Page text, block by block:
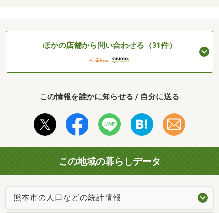
ほかの店舗から問い合わせる（31件）
この情報を誰かに知らせる / 自分に送る
この地域の暮らしデータ
熊本市の人口などの統計情報